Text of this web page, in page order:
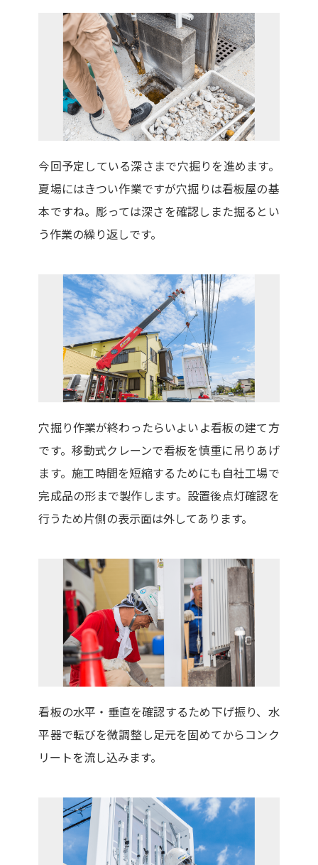
今回予定している深さまで穴掘りを進めます。
夏場にはきつい作業ですが穴掘りは看板屋の基
本ですね。彫っては深さを確認しまた掘るとい
う作業の繰り返しです。
穴掘り作業が終わったらいよいよ看板の建て方
です。移動式クレーンで看板を慎重に吊りあげ
ます。施工時間を短縮するためにも自社工場で
完成品の形まで製作します。設置後点灯確認を
行うため片側の表示面は外してあります。
看板の水平・垂直を確認するため下げ振り、水
平器で転びを微調整し足元を固めてからコンク
リートを流し込みます。